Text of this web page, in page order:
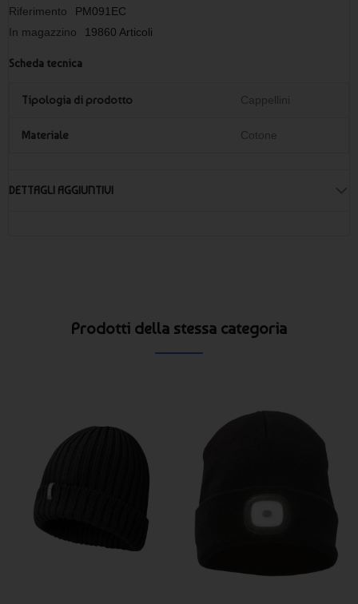
Riferimento
PM091EC
In magazzino
19860 Articoli
Scheda tecnica
Tipologia di prodotto Cappellini
Materiale Cotone
DETTAGLI AGGIUNTIVI
Prodotti della stessa categoria